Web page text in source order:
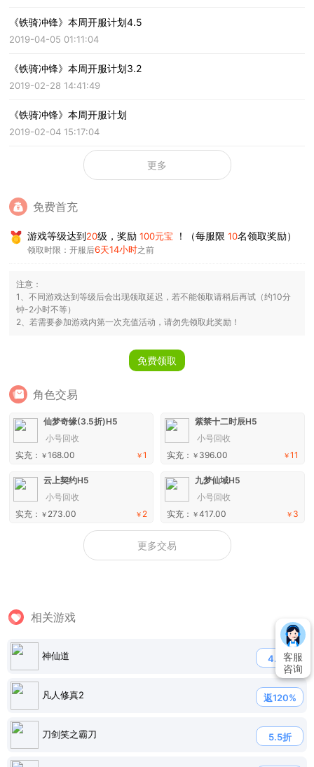
《铁骑冲锋》本周开服计划4.5
2019-04-05 01:11:04
《铁骑冲锋》本周开服计划3.2
2019-02-28 14:41:49
《铁骑冲锋》本周开服计划
2019-02-04 15:17:04
更多
免费首充
游戏等级达到20级，奖励 100元宝 ！（每服限 10名领取奖励）
领取时限：开服后6天14小时之前
注意：
1、不同游戏达到等级后会出现领取延迟，若不能领取请稍后再试（约10分
钟-2小时不等）
2、若需要参加游戏内第一次充值活动，请勿先领取此奖励！
免费领取
角色交易
仙梦奇缘(3.5折)H5
小号回收
￥1
实充： ￥168.00
紫禁十二时辰H5
小号回收
￥11
实充： ￥ 396.00
云上契约H5
小号回收
￥ 2
实充： ￥ 273.00
九梦仙域H5
小号回收
￥ 3
实充： ￥417.00
更多交易
相关游戏
神仙道 4.8折
凡人修真2 返120%
刀剑笑之霸刀 5.5折
客服
咨询